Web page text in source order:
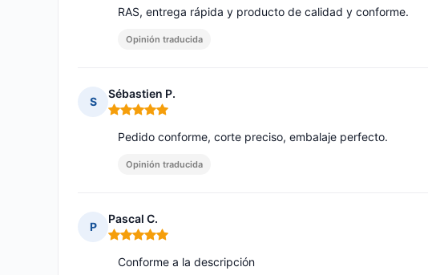
RAS, entrega rápida y producto de calidad y conforme.
Opinión traducida
S
Sébastien P.
Nota: 5 de 5
Pedido conforme, corte preciso, embalaje perfecto.
Opinión traducida
P
Pascal C.
Nota: 5 de 5
Conforme a la descripción